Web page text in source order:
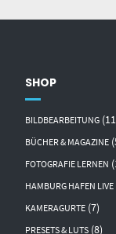
SHOP
BILDBEARBEITUNG
BÜCHER & MAGAZINE
FOTOGRAFIE LERNEN
HAMBURG HAFEN LIVE
KAMERAGURTE (7)
PRESETS & LUTS (8)